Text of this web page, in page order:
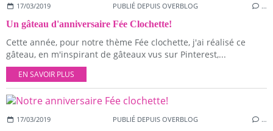
17/03/2019 PUBLIÉ DEPUIS OVERBLOG …
Un gâteau d'anniversaire Fée Clochette!
Cette année, pour notre thème Fée clochette, j'ai réalisé ce
gâteau, en m'inspirant de gâteaux vus sur Pinterest,...
EN SAVOIR PLUS
17/03/2019 PUBLIÉ DEPUIS OVERBLOG …